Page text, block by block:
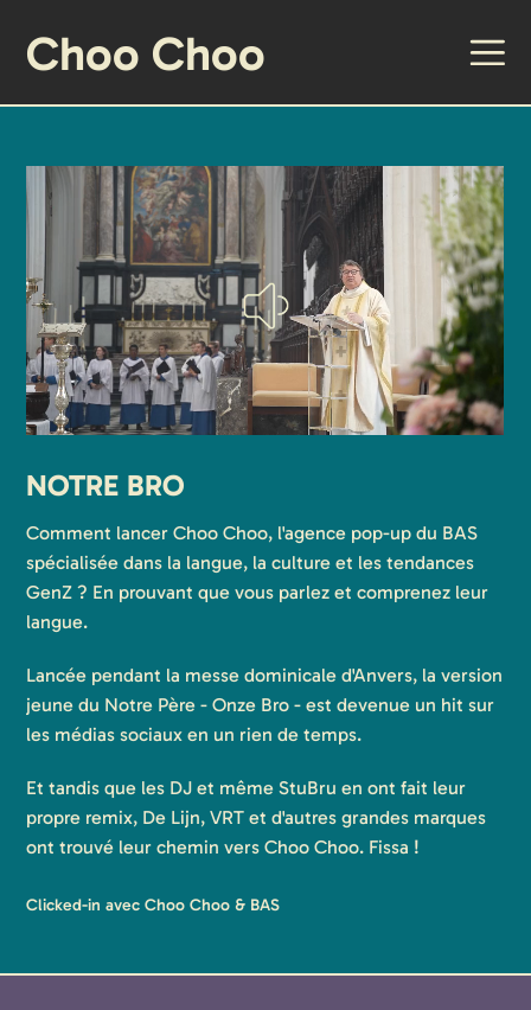
Choo Choo
NOTRE BRO
Comment lancer Choo Choo, l'agence pop-up du BAS
spécialisée dans la langue, la culture et les tendances
GenZ ? En prouvant que vous parlez et comprenez leur
langue.
Lancée pendant la messe dominicale d'Anvers, la version
jeune du Notre Père - Onze Bro - est devenue un hit sur
les médias sociaux en un rien de temps.
Et tandis que les DJ et même StuBru en ont fait leur
propre remix, De Lijn, VRT et d'autres grandes marques
ont trouvé leur chemin vers Choo Choo. Fissa !
Clicked-in avec Choo Choo & BAS